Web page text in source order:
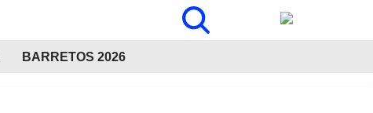
BARRETOS 2026